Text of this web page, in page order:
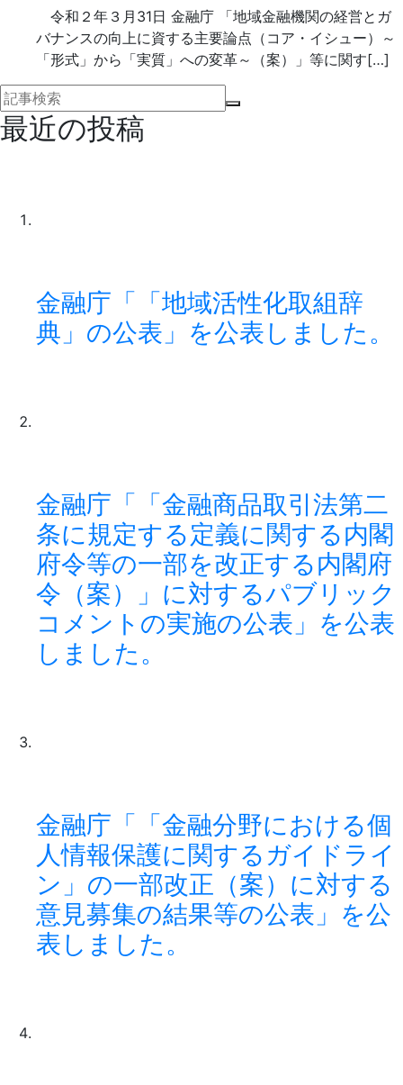
令和２年３月31日 金融庁 「地域金融機関の経営とガ
バナンスの向上に資する主要論点（コア・イシュー）～
「形式」から「実質」への変革～（案）」等に関す[…]
最近の投稿
金融庁「「地域活性化取組辞
典」の公表」を公表しました。
金融庁「「金融商品取引法第二
条に規定する定義に関する内閣
府令等の一部を改正する内閣府
令（案）」に対するパブリック
コメントの実施の公表」を公表
しました。
金融庁「「金融分野における個
人情報保護に関するガイドライ
ン」の一部改正（案）に対する
意見募集の結果等の公表」を公
表しました。